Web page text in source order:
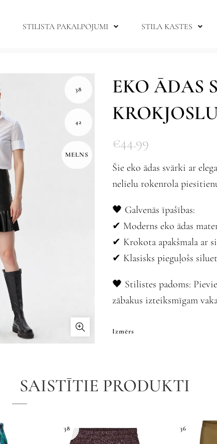
STILISTA PAKALPOJUMI STILA KASTES
38
42
MELNS
EKO ĀDAS
€44.99
Šie eko ādas svārki ar
nelielu rokenrola
🖤 Galvenās īpašības:
✔ Moderns eko ādas
✔ Krokota apakšmala ar
✔ Klasisks pieguļošs
🖤 Stilistes padoms:
zābakus izteiksmīgam
Izmērs
Izmērs
SAISTĪTIE PRODUKTI
38 36